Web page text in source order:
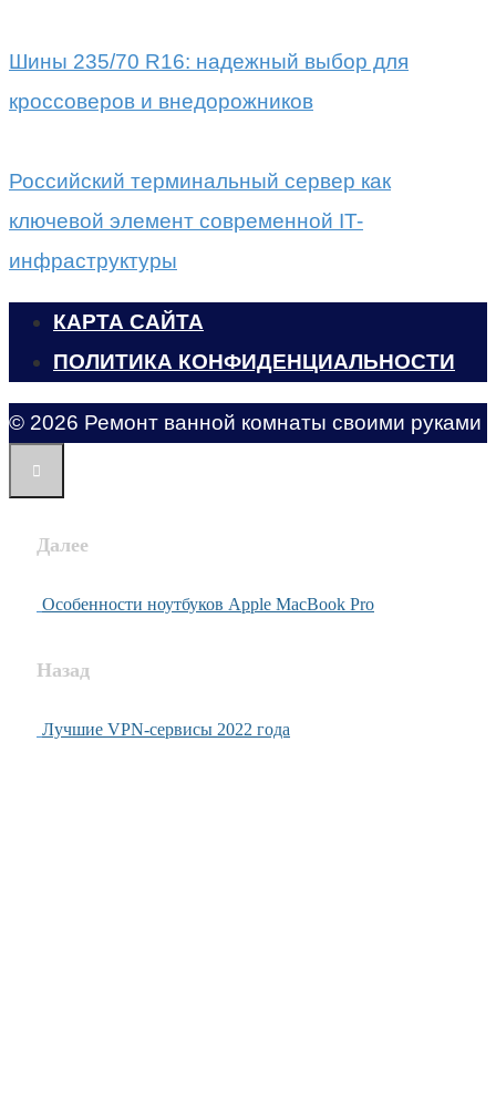
Шины 235/70 R16: надежный выбор для
кроссоверов и внедорожников
Российский терминальный сервер как
ключевой элемент современной IT-
инфраструктуры
КАРТА САЙТА
ПОЛИТИКА КОНФИДЕНЦИАЛЬНОСТИ
© 2026 Ремонт ванной комнаты своими руками
Далее
Особенности ноутбуков Apple MacBook Pro
Назад
Лучшие VPN-сервисы 2022 года